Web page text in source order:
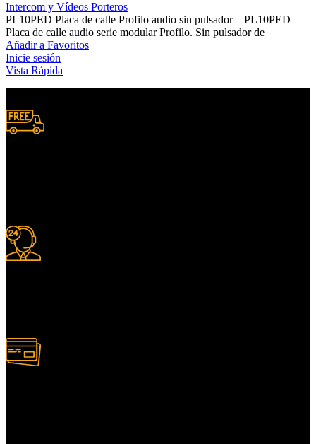
Intercom y Vídeos Porteros
PL10PED Placa de calle Profilo audio sin pulsador – PL10PED
Placa de calle audio serie modular Profilo. Sin pulsador de
Añadir a Favoritos
Inicie sesión
Vista Rápida